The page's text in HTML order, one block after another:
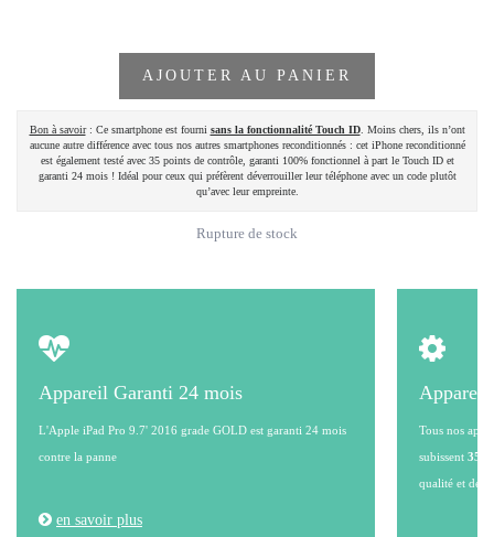
AJOUTER AU PANIER
Bon à savoir: Ce smartphone est fourni sans la fonctionnalité Touch ID. Moins chers, ils n’ont
aucune autre différence avec tous nos autres smartphones reconditionnés : cet iPhone reconditionné
est également testé avec 35 points de contrôle, garanti 100% fonctionnel à part le Touch ID et
garanti 24 mois ! Idéal pour ceux qui préfèrent déverrouiller leur téléphone avec un code plutôt
qu’avec leur empreinte.
Rupture de stock
Appareil Garanti 24 mois
L'Apple iPad Pro 9.7' 2016 grade GOLD est garanti 24 mois
contre la panne
en savoir plus
Appareil
Tous nos
subissent 35
qualité et de